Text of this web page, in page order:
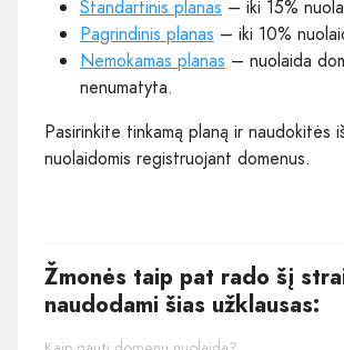
Standartinis planas – iki 15%
Pagrindinis planas – iki 10%
Nemokamas planas – nuolaida
nenumatyta.
Pasirinkite tinkamą planą ir naudokitės
nuolaidomis registruojant domenus.
Žmonės taip pat rado šį
naudodami šias užklausas: